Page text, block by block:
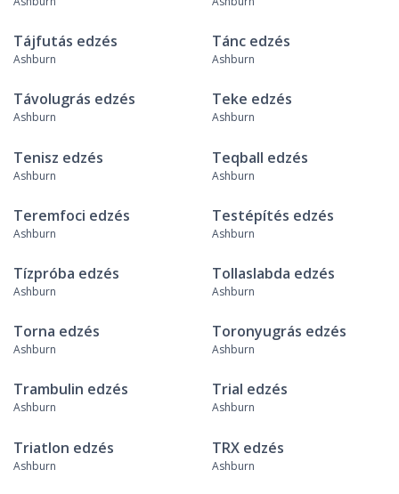
Tájfutás edzés
Ashburn
Tánc edzés
Ashburn
Távolugrás edzés
Ashburn
Teke edzés
Ashburn
Tenisz edzés
Ashburn
Teqball edzés
Ashburn
Teremfoci edzés
Ashburn
Testépítés edzés
Ashburn
Tízpróba edzés
Ashburn
Tollaslabda edzés
Ashburn
Torna edzés
Ashburn
Toronyugrás edzés
Ashburn
Trambulin edzés
Ashburn
Trial edzés
Ashburn
Triatlon edzés
Ashburn
TRX edzés
Ashburn